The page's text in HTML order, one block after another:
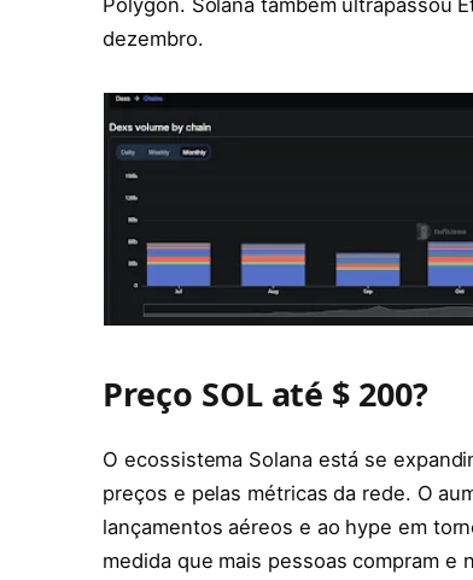
Polygon. Solana também ultrapassou
dezembro.
Preço SOL até $ 200?
O ecossistema Solana está se
preços e pelas métricas da rede. O
lançamentos aéreos e ao hype em
medida que mais pessoas compram e